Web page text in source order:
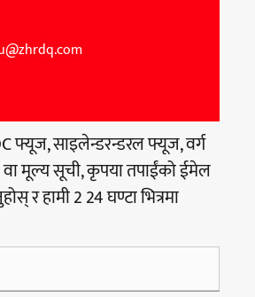
फ्यूज, साइलेन्डरन्डरल फ्यूज, वर्ग
मूल्य सूची, कृपया तपाईंको ईमेल
र हामी 2 24 घण्टा भित्रमा